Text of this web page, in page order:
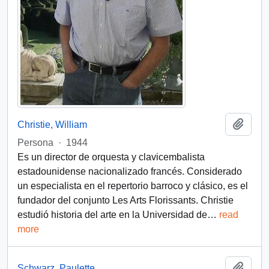
Christie, William
Persona
· 1944
Es un director de orquesta y clavicembalista
estadounidense nacionalizado francés. Considerado
un especialista en el repertorio barroco y clásico, es el
fundador del conjunto Les Arts Florissants. Christie
estudió historia del arte en la Universidad de… read
more